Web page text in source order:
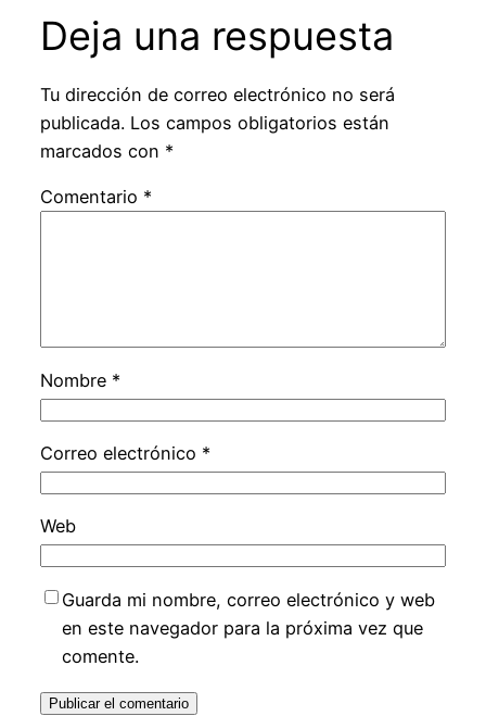
Deja una respuesta
Tu dirección de correo electrónico no será
publicada. Los campos obligatorios están
marcados con *
Comentario *
Nombre *
Correo electrónico *
Web
Guarda mi nombre, correo electrónico y web
en este navegador para la próxima vez que
comente.